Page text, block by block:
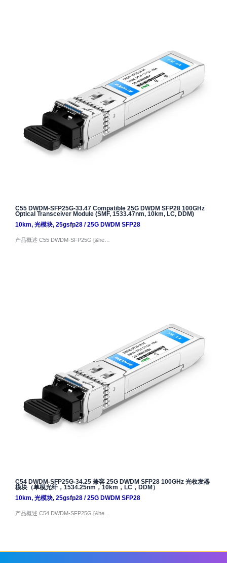
C55 DWDM-SFP25G-33.47 Compatible 25G DWDM SFP28 100GHz
Optical Transceiver Module (SMF, 1533.47nm, 10km, LC, DDM)
10km, 光模块, 25gsfp28/25G DWDM SFP28
产品概述 C55 DWDM-SFP25G [&he…
C54 DWDM-SFP25G-34.25 兼容 25G DWDM SFP28 100GHz 光收发器
模块（单模光纤，1534.25nm，10km，LC，DDM）
10km, 光模块, 25gsfp28/25G DWDM SFP28
产品概述 C54 DWDM-SFP25G [&he…